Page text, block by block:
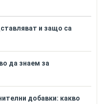
и защо са
да знаем за
добавки: какво